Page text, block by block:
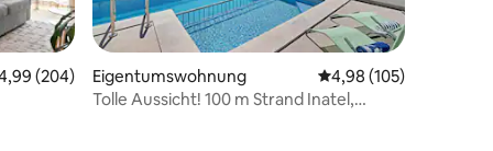
Bewertung: 4,99 von 5, 204 Bewertungen
(204)
Eigentumswohnung Durchschnittliche
4,98 (105)
Tolle Aussicht! 100 m Strand Inatel,